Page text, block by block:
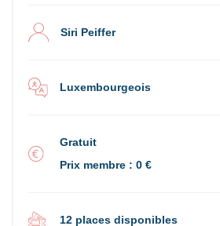
Siri Peiffer
Luxembourgeois
Gratuit
Prix membre : 0 €
12 places disponibles